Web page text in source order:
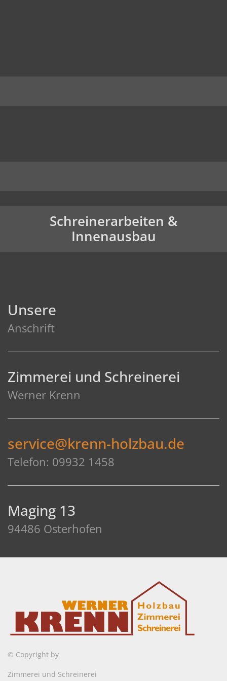
Schreinerarbeiten &
Innenausbau
Unsere
Anschrift
Zimmerei und Schreinerei
Werner Krenn
service@krenn-holzbau.de
Telefon: 09932 1458
Maging 13
94486 Osterhofen
© Copyright by
Zimmerei und Schreinerei